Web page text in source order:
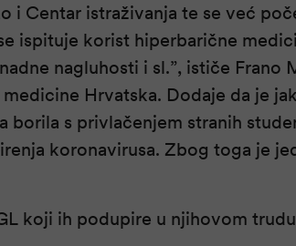
i Centar istraživanja te se već
ispituje korist hiperbarične
nagluhosti i sl.”, ističe Frano
Hrvatska. Dodaje da je
borila s privlačenjem stranih
koronavirusa. Zbog toga je
koji ih podupire u njihovom